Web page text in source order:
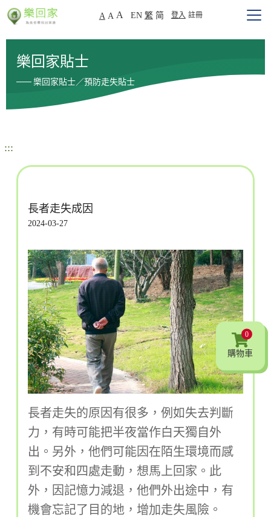
A A A EN 繁 简 登入 註冊
樂回家貼士
樂回家貼士／預防走失貼士
:::
長者走失成因
2024-03-27
長者走失的原因有很多，例如失去判斷
力，有時可能把半夜當作白天獨自外
出。另外，他們可能因在陌生環境而感
到不安和四處走動，想馬上回家。此
外，因記憶力減退，他們外出途中，有
機會忘記了目的地，增加走失風險。
0
購物車